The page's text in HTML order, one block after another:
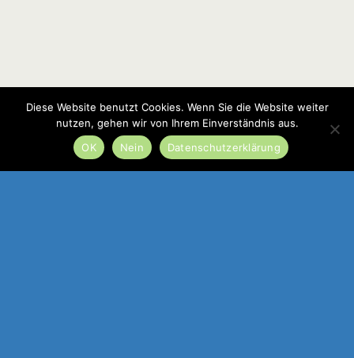
Diese Website benutzt Cookies. Wenn Sie die Website weiter
nutzen, gehen wir von Ihrem Einverständnis aus.
OK
Nein Datenschutzerklärung